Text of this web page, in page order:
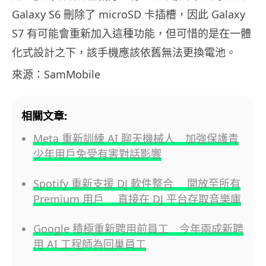
Galaxy S6 刪除了 microSD 卡插槽，因此 Galaxy
S7 有可能會重新加入這種功能，但可惜的是在一體
化式設計之下，該手機應該依舊無法更換電池。
來源：SamMobile
相關文章:
Meta 重新訓練 AI 聊天機械人 加強保護青
少年用戶免受有害對話影響
Spotify 重新支援 DJ 軟件整合 開放至所有
Premium 用戶 直接在 DJ 平台存取音樂庫
Google 積極重新聘用前員工 今年兩成新聘
用 AI 工程師為回巢員工